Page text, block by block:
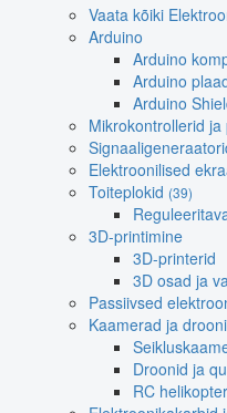
Vaata kõiki
Arduino
Arduino
Arduino
Arduino
Mikrokontrollerid
Elektroonilised
Toiteplokid (39)
3D-printimine
3D-printerid
3D osad ja
Passiivsed
Kaamerad ja
Droonid ja
RC